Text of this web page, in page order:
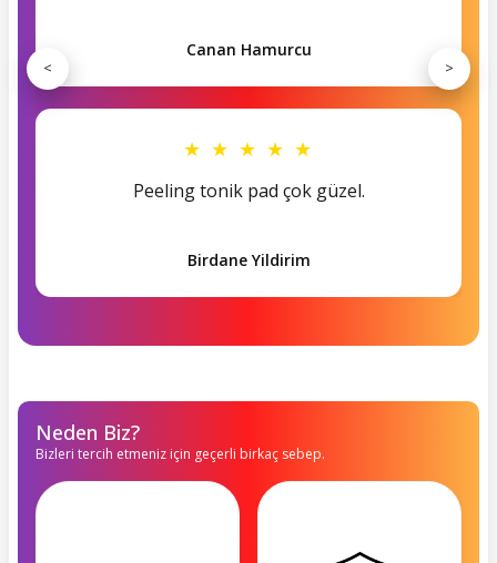
Canan Hamurcu
★ ★ ★ ★ ★
Peeling tonik pad çok güzel.
Birdane Yildirim
< >
Neden Biz?
Bizleri tercih etmeniz için geçerli birkaç sebep.